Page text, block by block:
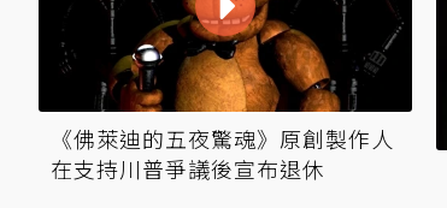
《佛萊迪的五夜驚魂》原創製作人
在支持川普爭議後宣布退休